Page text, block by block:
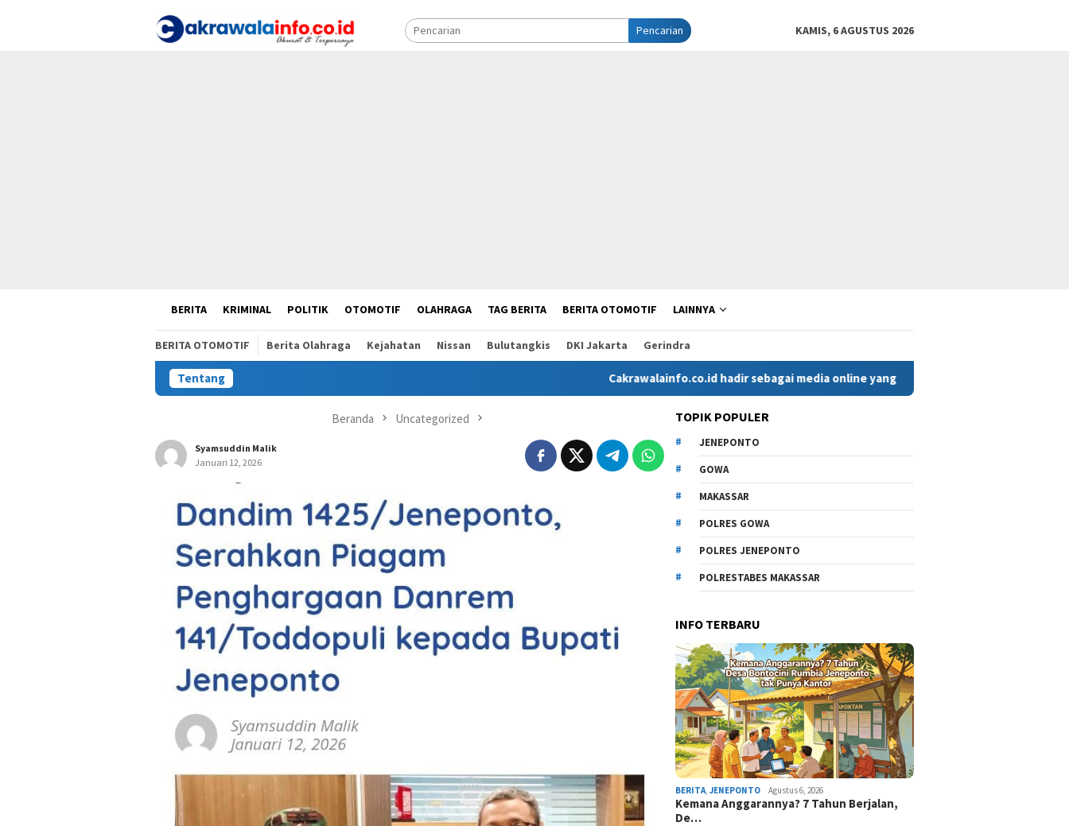
Pencarian KAMIS, 6 AGUSTUS 2026
HOMEBERITA KRIMINAL POLITIK OTOMOTIF OLAHRAGA TAG BERITA BERITA OTOMOTIF LAINNYA
BERITA OTOMOTIF Berita Olahraga Kejahatan Nissan Bulutangkis DKI Jakarta Gerindra
Tentang Cakrawalainfo.co.id hadir sebagai media online yang menyajikan berita cepat, faktual, dan
Beranda Uncategorized
Syamsuddin Malik
Januari 12, 2026
TOPIK POPULER
JENEPONTO
GOWA
MAKASSAR
POLRES GOWA
POLRES JENEPONTO
POLRESTABES MAKASSAR
INFO TERBARU
BERITA ,JENEPONTO Agustus 6, 2026
Kemana Anggarannya? 7 Tahun Berjalan,
De…